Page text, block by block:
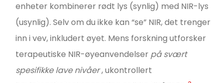
enheter kombinerer rødt lys (synlig) med NIR-lys
(usynlig). Selv om du ikke kan “se” NIR, det trenger
inn i vev, inkludert øyet. Mens forskning utforsker
terapeutiske NIR-øyeanvendelser på svært
spesifikke lave nivåer, ukontrollert